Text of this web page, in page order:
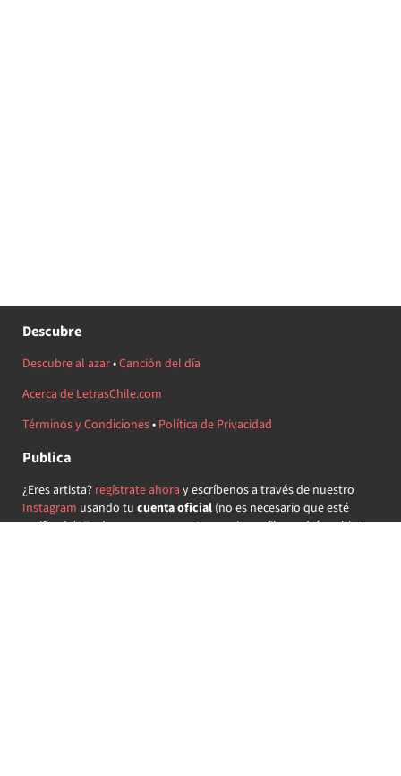
Descubre
Descubre al azar•Canción del día
Acerca de LetrasChile.com
Términos y Condiciones• Política de Privacidad
Publica
¿Eres artista? regístrate ahora y escríbenos a través de nuestro
Instagram usando tu cuenta oficial(no es necesario que esté
verificada) ¡Te daremos acceso a tu propio perfil y podrás subir tus